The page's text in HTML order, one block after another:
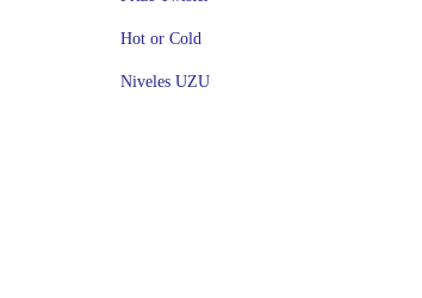
Hot or Cold
Niveles UZU